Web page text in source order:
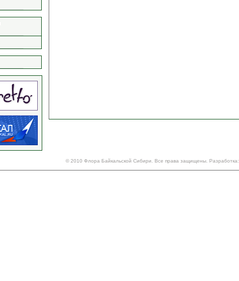
© 2010 Флора Байкальской Сибири. Все права защищены. Разработка: